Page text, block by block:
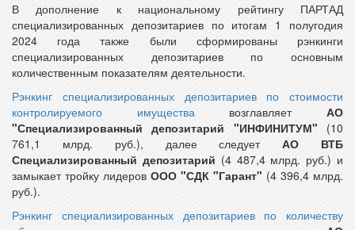
В дополнение к национальному рейтингу ПАРТАД
специализированных депозитариев по итогам 1 полугодия
2024 года также были сформированы рэнкинги
специализированных депозитариев по основным
количественным показателям деятельности.
Рэнкинг специализированных депозитариев по стоимости
контролируемого имуществавозглавляетАО
"Специализированный депозитарий "ИНФИНИТУМ" (10
761,1 млрд. руб.), далее следуетАО ВТБ
Специализированный депозитарий (4 487,4 млрд. руб.) и
замыкает тройку лидеров ООО "СДК "Гарант" (4 396,4 млрд.
руб.).
Рэнкинг специализированных депозитариев по количеству